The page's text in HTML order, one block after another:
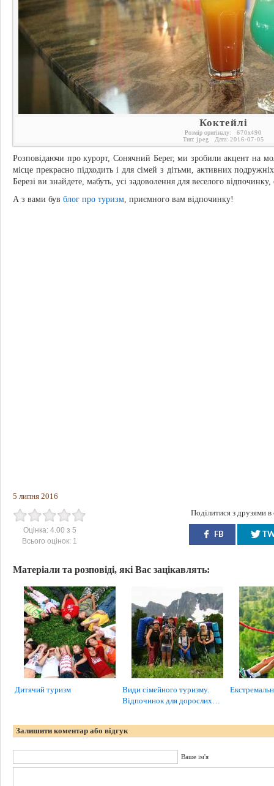
Коктейлі
Розмір оригіналу: 670x490
Тип: jpeg Дата: 2016-07-05
Розповідаючи про курорт, Сонячний Берег, ми зробили акцент на
місце прекрасно підходить і для сімей з дітьми, активних
Березі ви знайдете, мабуть, усі задоволення для веселого
А з вами був блог про туризм, приємного вам відпочинку!
5 липня 2016
Оцінка: 4.00 з 5
Всього оцінок: 1
Поділитися з друзями
FB
Матеріали та розповіді, які Вас зацікавлять:
Дитячий туризм
Види сімейного туризму.
Відпочинок для дорослих…
Залишити коментар або відгук
Ваше ім'я